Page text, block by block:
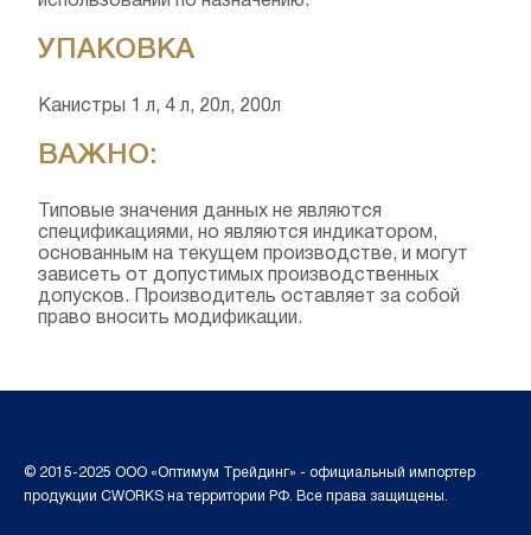
УПАКОВКА
Канистры 1 л, 4 л, 20л, 200л
ВАЖНО:
Типовые значения данных не являются
спецификациями, но являются индикатором,
основанным на текущем производстве, и могут
зависеть от допустимых производственных
допусков. Производитель оставляет за собой
право вносить модификации.
© 2015-2025 ООО «Оптимум Трейдинг» - официальный импортер
продукции CWORKS на территории РФ. Все права защищены.